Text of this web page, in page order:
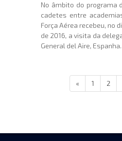
No âmbito do programa
cadetes entre
Força Aérea recebeu, no
de 2016, a visita da
General del Aire,
« 1 2